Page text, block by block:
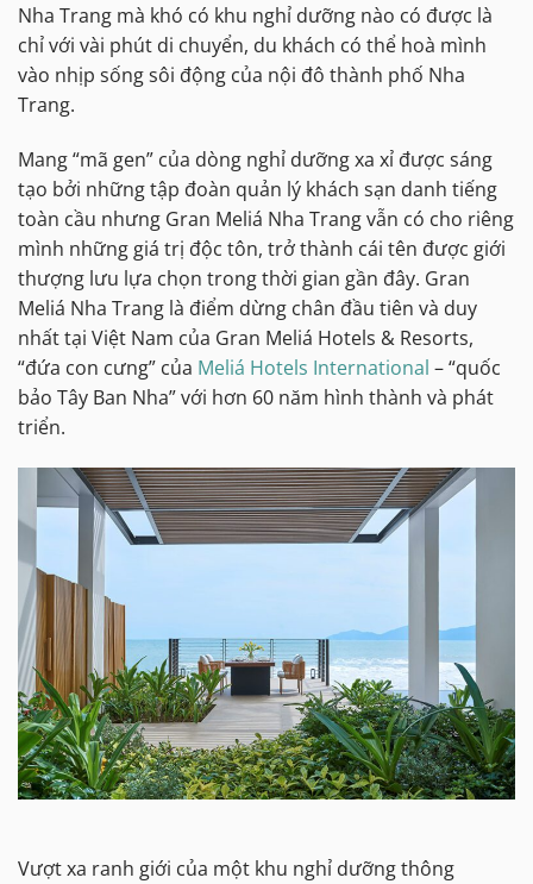
Nha Trang mà khó có khu nghỉ dưỡng nào có được là
chỉ với vài phút di chuyển, du khách có thể hoà mình
vào nhịp sống sôi động của nội đô thành phố Nha
Trang.
Mang “mã gen” của dòng nghỉ dưỡng xa xỉ được sáng
tạo bởi những tập đoàn quản lý khách sạn danh tiếng
toàn cầu nhưng Gran Meliá Nha Trang vẫn có cho riêng
mình những giá trị độc tôn, trở thành cái tên được giới
thượng lưu lựa chọn trong thời gian gần đây. Gran
Meliá Nha Trang là điểm dừng chân đầu tiên và duy
nhất tại Việt Nam của Gran Meliá Hotels & Resorts,
“đứa con cưng” của Meliá Hotels International – “quốc
bảo Tây Ban Nha” với hơn 60 năm hình thành và phát
triển.
Vượt xa ranh giới của một khu nghỉ dưỡng thông